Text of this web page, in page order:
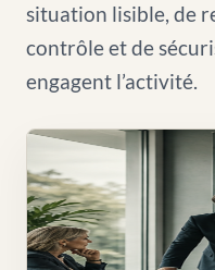
situation lisible, de
contrôle et de
engagent l’activité.